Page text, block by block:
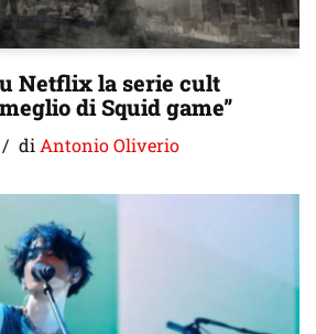
Netflix la serie cult
di Squid game”
di Antonio Oliverio